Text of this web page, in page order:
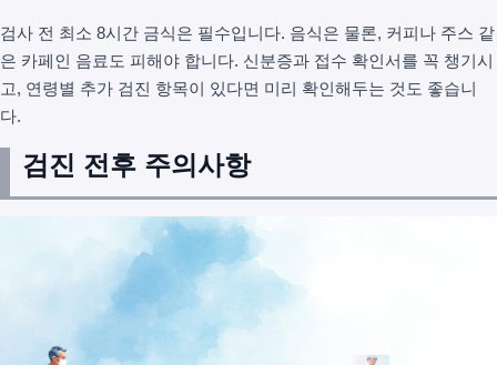
검사 전 최소 8시간 금식은 필수입니다. 음식은 물론, 커피나 주스 같
은 카페인 음료도 피해야 합니다. 신분증과 접수 확인서를 꼭 챙기시
고, 연령별 추가 검진 항목이 있다면 미리 확인해두는 것도 좋습니
다.
검진 전후 주의사항